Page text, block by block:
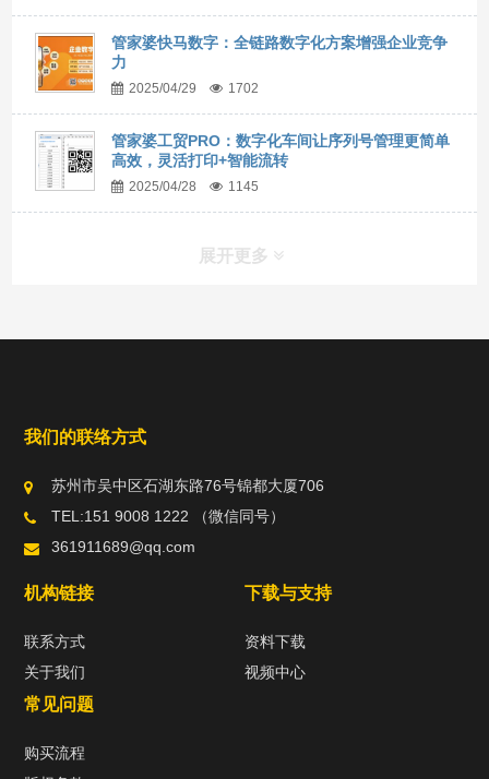
管家婆快马数字：全链路数字化方案增强企业竞争
力
2025/04/29 1702
管家婆工贸PRO：数字化车间让序列号管理更简单
高效，灵活打印+智能流转
2025/04/28 1145
展开更多
我们的联络方式
苏州市吴中区石湖东路76号锦都大厦706
TEL:151 9008 1222 （微信同号）
361911689@qq.com
机构链接
联系方式
关于我们
下载与支持
资料下载
视频中心
常见问题
购买流程